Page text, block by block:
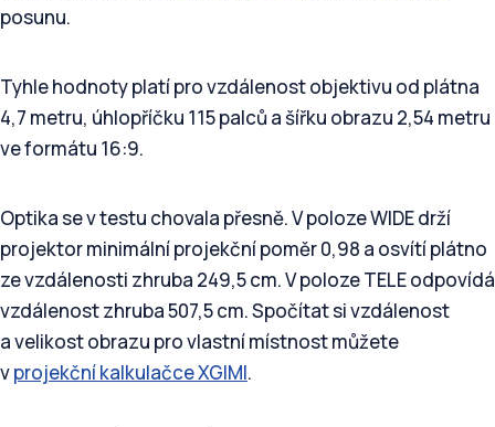
posunu.
Tyhle hodnoty platí pro vzdálenost objektivu od plátna
4,7 metru, úhlopříčku 115 palců a šířku obrazu 2,54 metru
ve formátu 16:9.
Optika se v testu chovala přesně. V poloze WIDE drží
projektor minimální projekční poměr 0,98 a osvítí plátno
ze vzdálenosti zhruba 249,5 cm. V poloze TELE odpovídá
vzdálenost zhruba 507,5 cm. Spočítat si vzdálenost
a velikost obrazu pro vlastní místnost můžete
vprojekční kalkulačce XGIMI.